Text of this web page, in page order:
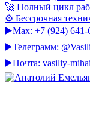
🚀 Полный цикл
⚙️ Бессрочная
▶️Max: +7 (924) 641-
▶️Телеграмм:
▶️Почта: vasiliy-